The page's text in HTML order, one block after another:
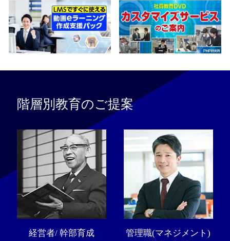
階層別教育のご提案
経営者/ 幹部育成
管理職(マネジメント)